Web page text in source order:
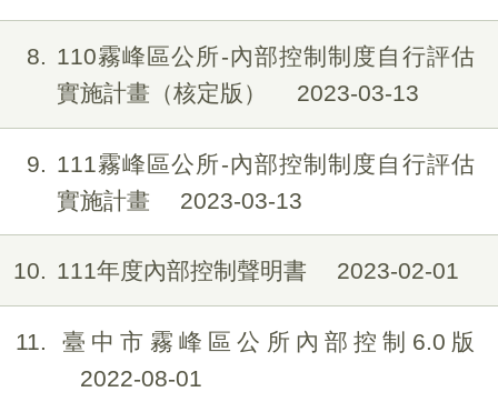
8
110霧峰區公所-內部控制制度自行評估
實施計畫（核定版）
2023-03-13
9
111霧峰區公所-內部控制制度自行評估
實施計畫
2023-03-13
10 111年度內部控制聲明書 2023-02-01
11
臺中市霧峰區公所內部控制6.0版
2022-08-01